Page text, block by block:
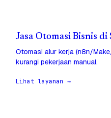
Jasa Otomasi Bisnis di
Otomasi alur kerja (n8n/
kurangi pekerjaan manual.
Lihat layanan →